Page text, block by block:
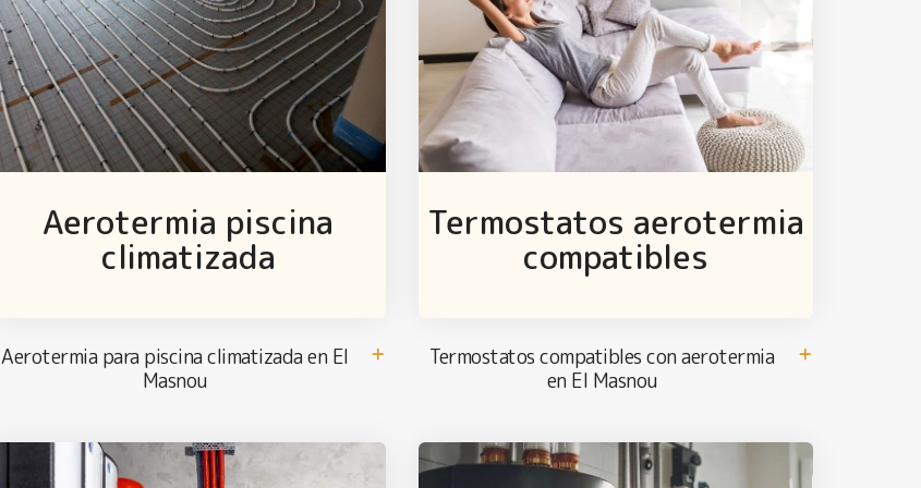
Aerotermia piscina
climatizada
Aerotermia para piscina climatizada en El
Masnou
Termostatos aerotermia
compatibles
Termostatos compatibles con aerotermia
en El Masnou